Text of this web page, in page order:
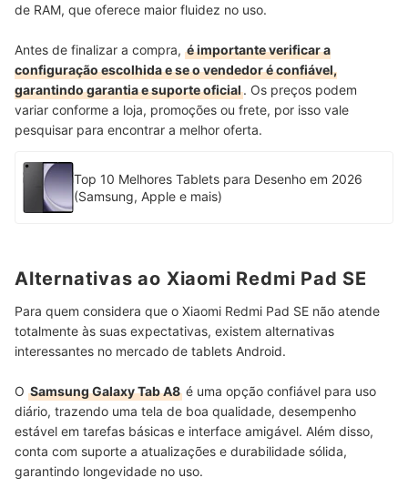
de RAM, que oferece maior fluidez no uso.
Antes de finalizar a compra, é importante verificar a
configuração escolhida e se o vendedor é confiável,
garantindo garantia e suporte oficial. Os preços podem
variar conforme a loja, promoções ou frete, por isso vale
pesquisar para encontrar a melhor oferta.
Top 10 Melhores Tablets para Desenho em 2026
(Samsung, Apple e mais)
Alternativas ao Xiaomi Redmi Pad SE
Para quem considera que o Xiaomi Redmi Pad SE não atende
totalmente às suas expectativas, existem alternativas
interessantes no mercado de tablets Android.
O Samsung Galaxy Tab A8 é uma opção confiável para uso
diário, trazendo uma tela de boa qualidade, desempenho
estável em tarefas básicas e interface amigável. Além disso,
conta com suporte a atualizações e durabilidade sólida,
garantindo longevidade no uso.